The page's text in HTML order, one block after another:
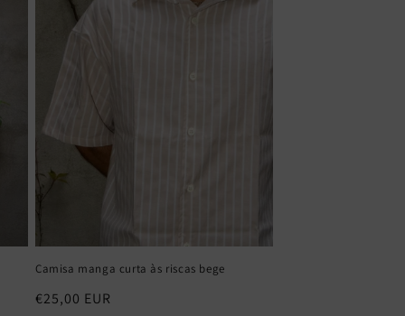
Camisa manga curta às riscas bege
Preço
€25,00 EUR